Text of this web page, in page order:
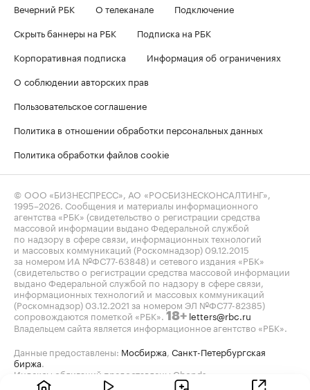
Вечерний РБК
О телеканале
Подключение
Скрыть баннеры на РБК
Подписка на РБК
Корпоративная подписка
Информация об ограничениях
О соблюдении авторских прав
Пользовательское соглашение
Политика в отношении обработки персональных данных
Политика обработки файлов cookie
© ООО «БИЗНЕСПРЕСС», АО «РОСБИЗНЕСКОНСАЛТИНГ»,
1995–2026 . Сообщения и материалы информационного
агентства «РБК» (свидетельство о регистрации средства
массовой информации выдано Федеральной службой
по надзору в сфере связи, информационных технологий
и массовых коммуникаций (Роскомнадзор) 09.12.2015
за номером ИА №ФС77-63848) и сетевого издания «РБК»
(свидетельство о регистрации средства массовой информации
выдано Федеральной службой по надзору в сфере связи,
информационных технологий и массовых коммуникаций
(Роскомнадзор) 03.12.2021 за номером ЭЛ №ФС77-82385)
сопровождаются пометкой «РБК». 18+ letters@rbc.ru
Владельцем сайта является информационное агентство «РБК».
Данные предоставлены: Мосбиржа Санкт-Петербургская
биржа
Индексы облигаций предоставлены Cbonds.